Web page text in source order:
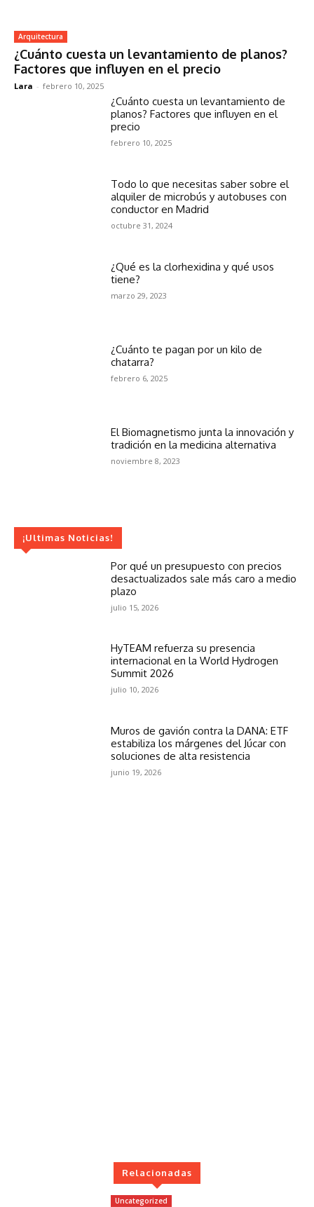
Arquitectura
¿Cuánto cuesta un levantamiento de planos?
Factores que influyen en el precio
Lara - febrero 10, 2025
¿Cuánto cuesta un levantamiento de
planos? Factores que influyen en el
precio
febrero 10, 2025
Todo lo que necesitas saber sobre el
alquiler de microbús y autobuses con
conductor en Madrid
octubre 31, 2024
¿Qué es la clorhexidina y qué usos
tiene?
marzo 29, 2023
¿Cuánto te pagan por un kilo de
chatarra?
febrero 6, 2025
El Biomagnetismo junta la innovación y
tradición en la medicina alternativa
noviembre 8, 2023
¡Ultimas Noticias!
Por qué un presupuesto con precios
desactualizados sale más caro a medio
plazo
julio 15, 2026
HyTEAM refuerza su presencia
internacional en la World Hydrogen
Summit 2026
julio 10, 2026
Muros de gavión contra la DANA: ETF
estabiliza los márgenes del Júcar con
soluciones de alta resistencia
junio 19, 2026
Relacionadas
Uncategorized